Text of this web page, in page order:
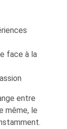
face à la
entre
même, le